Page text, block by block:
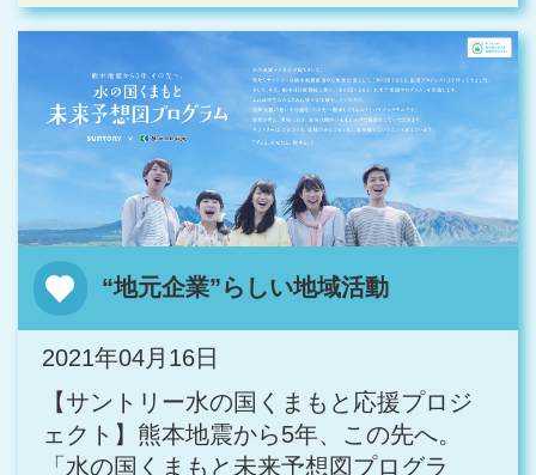
“地元企業”らしい地域活動
2021年04月16日
【サントリー水の国くまもと応援プロジ
ェクト】熊本地震から5年、この先へ。
「水の国くまもと未来予想図プログラ